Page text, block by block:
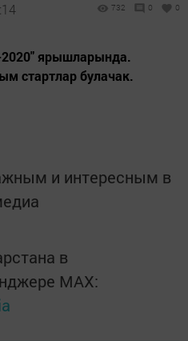
732 0 0
ярышларында.
стартлар булачак.
и интересным в
в
MАХ: